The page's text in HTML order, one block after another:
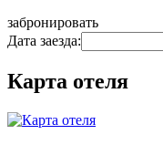
забронировать
Дата заезда:
Карта отеля